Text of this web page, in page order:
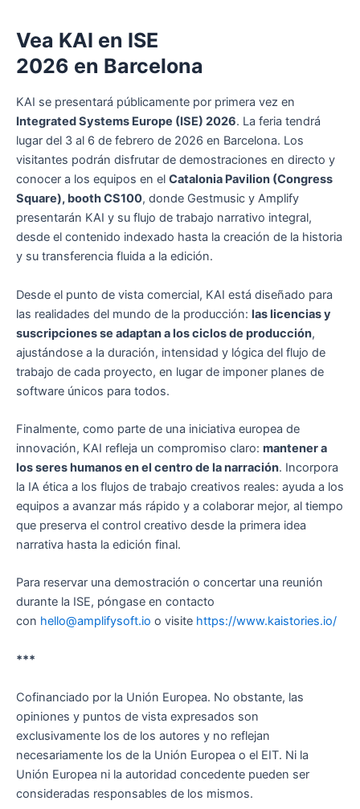
Vea KAI en ISE
2026 en Barcelona
KAI se presentará públicamente por primera vez en
Integrated Systems Europe (ISE) 2026. La feria tendrá
lugar del 3 al 6 de febrero de 2026 en Barcelona. Los
visitantes podrán disfrutar de demostraciones en directo y
conocer a los equipos en el Catalonia Pavilion (Congress
Square), booth CS100, donde Gestmusic y Amplify
presentarán KAI y su flujo de trabajo narrativo integral,
desde el contenido indexado hasta la creación de la historia
y su transferencia fluida a la edición.
Desde el punto de vista comercial, KAI está diseñado para
las realidades del mundo de la producción: las licencias y
suscripciones se adaptan a los ciclos de producción,
ajustándose a la duración, intensidad y lógica del flujo de
trabajo de cada proyecto, en lugar de imponer planes de
software únicos para todos.
Finalmente, como parte de una iniciativa europea de
innovación, KAI refleja un compromiso claro: mantener a
los seres humanos en el centro de la narración. Incorpora
la IA ética a los flujos de trabajo creativos reales: ayuda a los
equipos a avanzar más rápido y a colaborar mejor, al tiempo
que preserva el control creativo desde la primera idea
narrativa hasta la edición final.
Para reservar una demostración o concertar una reunión
durante la ISE, póngase en contacto
con hello@amplifysoft.io o visite https://www.kaistories.io/
***
Cofinanciado por la Unión Europea. No obstante, las
opiniones y puntos de vista expresados son
exclusivamente los de los autores y no reflejan
necesariamente los de la Unión Europea o el EIT. Ni la
Unión Europea ni la autoridad concedente pueden ser
consideradas responsables de los mismos.